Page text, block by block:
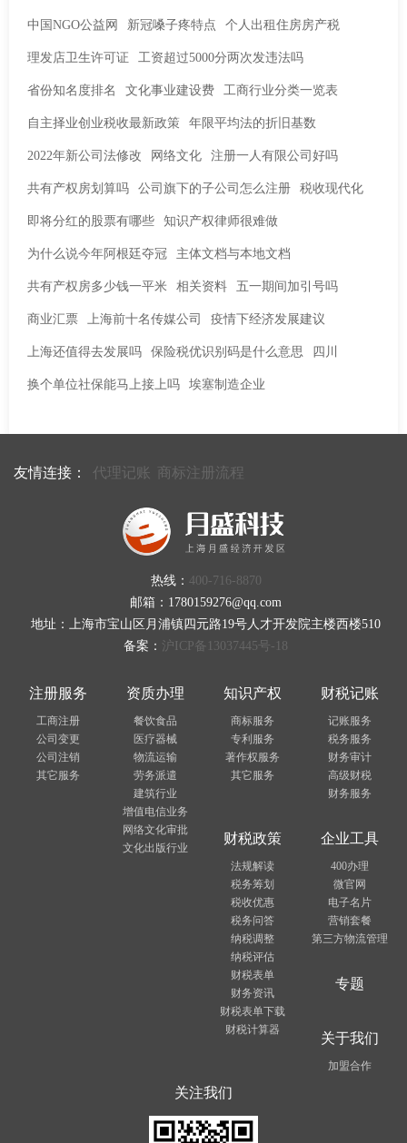
中国NGO公益网 新冠嗓子疼特点 个人出租住房房产税
理发店卫生许可证 工资超过5000分两次发违法吗
省份知名度排名 文化事业建设费 工商行业分类一览表
自主择业创业税收最新政策 年限平均法的折旧基数
2022年新公司法修改 网络文化 注册一人有限公司好吗
共有产权房划算吗 公司旗下的子公司怎么注册 税收现代化
即将分红的股票有哪些 知识产权律师很难做
为什么说今年阿根廷夺冠 主体文档与本地文档
共有产权房多少钱一平米 相关资料 五一期间加引号吗
商业汇票 上海前十名传媒公司 疫情下经济发展建议
上海还值得去发展吗 保险税优识别码是什么意思 四川
换个单位社保能马上接上吗 埃塞制造企业
友情连接： 代理记账 商标注册流程
热线： 400-716-8870
邮箱：1780159276@qq.com
地址：上海市宝山区月浦镇四元路19号人才开发院主楼西楼510
备案： 沪ICP备13037445号-18
注册服务
工商注册
公司变更
公司注销
其它服务
资质办理
餐饮食品
医疗器械
物流运输
劳务派遣
建筑行业
增值电信业务
网络文化审批
文化出版行业
知识产权
商标服务
专利服务
著作权服务
其它服务
财税记账
记账服务
税务服务
财务审计
高级财税
财务服务
财税政策
法规解读
税务筹划
税收优惠
税务问答
纳税调整
纳税评估
财税表单
财务资讯
财税表单下载
财税计算器
企业工具
400办理
微官网
电子名片
营销套餐
第三方物流管理
专题
关于我们
加盟合作
关注我们